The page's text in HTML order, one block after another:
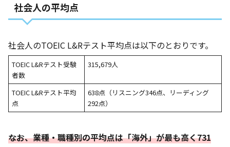
社会人の平均点
社会人のTOEIC L&Rテスト平均点は以下のとおりです。
TOEIC L&Rテスト受験
者数
315,679人
TOEIC L&Rテスト平均
点
638点（リスニング346点、リーディング
292点）
なお、業種・職種別の平均点は「海外」が最も高く731